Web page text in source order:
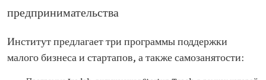
предпринимательства
Институт предлагает три программы поддержки
малого бизнеса и стартапов, а также самозанятости: